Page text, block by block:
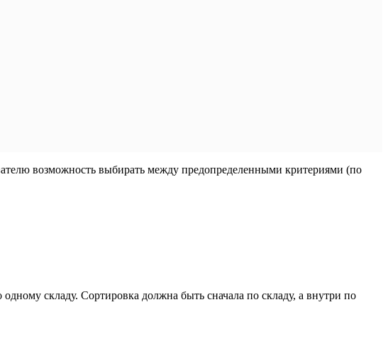
возможность выбирать между предопределенными критериями (по
складу. Сортировка должна быть сначала по складу, а внутри по